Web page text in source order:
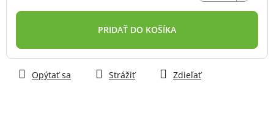
cena:
PRIDAŤ DO KOŠÍKA
Opýtať sa Strážiť Zdieľať